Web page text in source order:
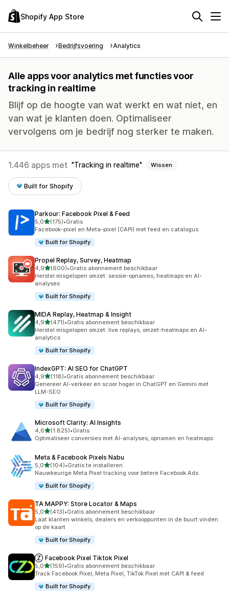
Shopify App Store
Winkelbeheer Bedrijfsvoering Analytics
Alle apps voor analytics met functies voor
tracking in realtime
Blijf op de hoogte van wat werkt en wat niet, en
van wat je klanten doen. Optimaliseer
vervolgens om je bedrijf nog sterker te maken.
1.446 apps met Tracking in realtime Wissen
Built for Shopify
Parkour: Facebook Pixel & Feed
5,0van 5 sterren
(175)
175 recensies in totaal
•Gratis
Facebook-pixel en Meta-pixel (CAPI) met feed en catalogus
Built for Shopify
Propel Replay, Survey, Heatmap
4,9van 5 sterren
(600)
600 recensies in totaal
•Gratis abonnement beschikbaar
Herstel misgelopen omzet: sessie-opnames, heatmaps en AI-
analyses
Built for Shopify
MIDA Replay, Heatmap & Insight
4,9van 5 sterren
(471)
471 recensies in totaal
•Gratis abonnement beschikbaar
Herstel misgelopen omzet: live replays, omzet-heatmaps en AI-
analytics
Built for Shopify
IndexGPT: AI SEO for ChatGPT
4,9van 5 sterren
(118)
118 recensies in totaal
•Gratis abonnement beschikbaar
Genereer AI-verkeer en scoor hoger in ChatGPT en Gemini met
LLM-SEO
Built for Shopify
Microsoft Clarity: AI Insights
4,6van 5 sterren
(1.825)
1825 recensies in totaal
•Gratis
Optimaliseer conversies met AI-analyses, opnamen en heatmaps
Meta & Facebook Pixels Nabu
5,0van 5 sterren
(104)
104 recensies in totaal
•Gratis te installeren
Nauwkeurige Meta Pixel tracking voor betere Facebook Ads
Built for Shopify
TA MAPPY: Store Locator & Maps
5,0van 5 sterren
(413)
413 recensies in totaal
•Gratis abonnement beschikbaar
Laat klanten winkels, dealers en verkooppunten in de buurt vinden
op de kaart
Built for Shopify
Ⓩ Facebook Pixel Tiktok Pixel
5,0van 5 sterren
(159)
159 recensies in totaal
•Gratis abonnement beschikbaar
Track Facebook Pixel, Meta Pixel, TikTok Pixel met CAPI & feed
Built for Shopify